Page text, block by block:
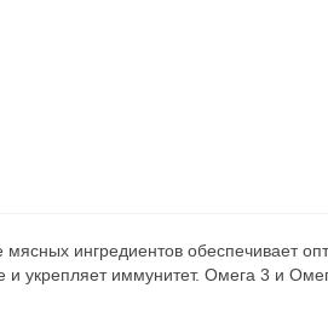
ингредиентов обеспечивает
укрепляет иммунитет. Омега 3 и